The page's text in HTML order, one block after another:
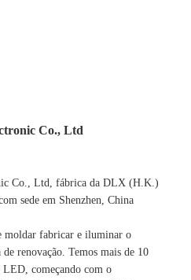
Co., Ltd, fábrica da DLX (H.K.)
sede em Shenzhen, China
moldar fabricar e iluminar o
renovação. Temos mais de 10
LED, começando com o